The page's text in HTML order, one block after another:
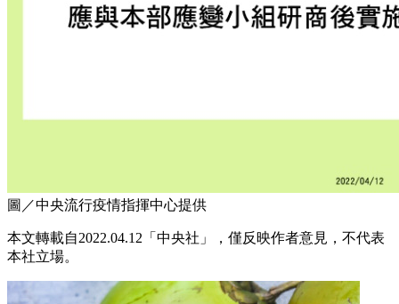
圖／中央流行疫情指揮中心提供
本文轉載自2022.04.12「中央社」，僅反映作者意見，不代表
本社立場。